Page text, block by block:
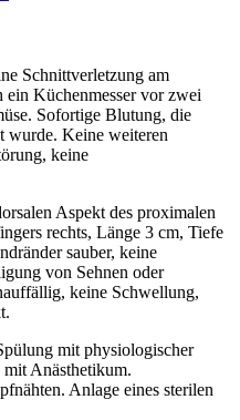
Schnittverletzung am
ein Küchenmesser vor zwei
Sofortige Blutung, die
wurde. Keine weiteren
keine
Aspekt des proximalen
rechts, Länge 3 cm, Tiefe
sauber, keine
von Sehnen oder
keine Schwellung,
mit physiologischer
Anästhetikum.
Anlage eines sterilen